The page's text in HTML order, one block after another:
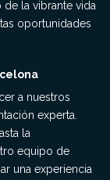
la vibrante vida
oportunidades
a nuestros
experta.
la
equipo de
una experiencia